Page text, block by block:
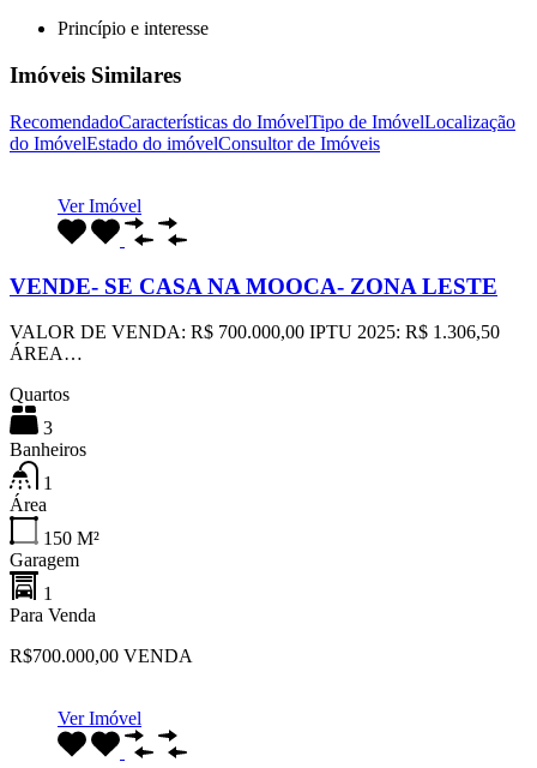
Princípio e interesse
Imóveis Similares
RecomendadoCaracterísticas do ImóvelTipo de ImóvelLocalização
do ImóvelEstado do imóvelConsultor de Imóveis
Ver Imóvel
VENDE- SE CASA NA MOOCA- ZONA LESTE
VALOR DE VENDA: R$ 700.000,00 IPTU 2025: R$ 1.306,50
ÁREA…
Quartos
3
Banheiros
1
Área
150 M²
Garagem
1
Para Venda
R$700.000,00 VENDA
Ver Imóvel